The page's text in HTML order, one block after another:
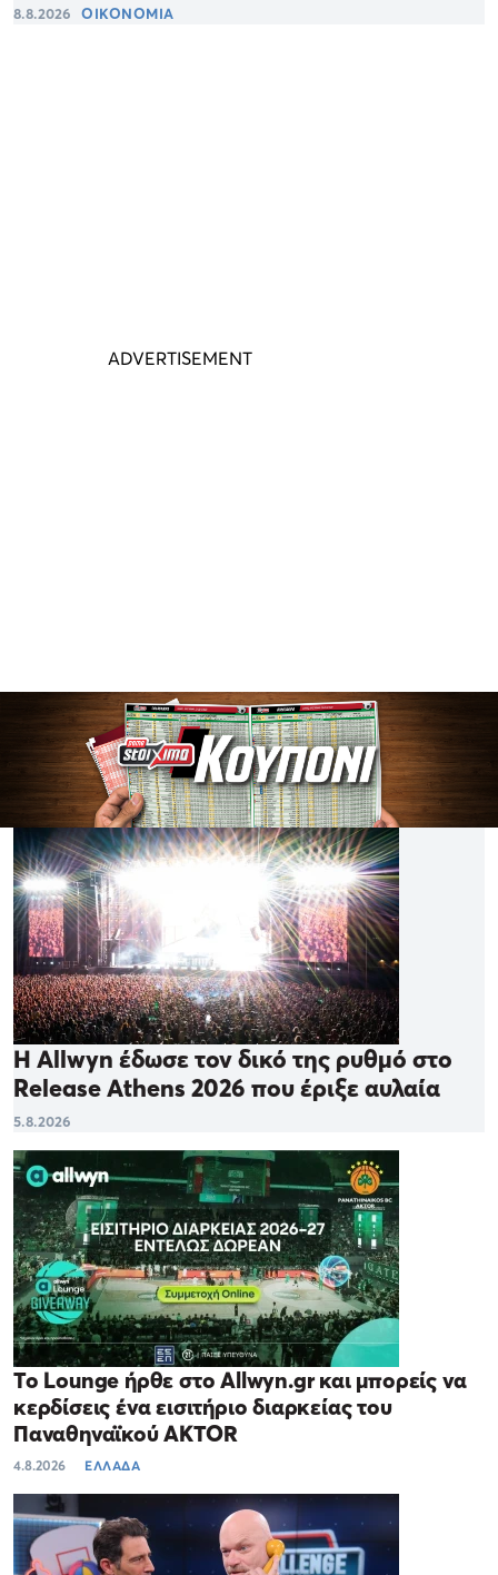
8.8.2026 ΟΙΚΟΝΟΜΙΑ
Η Allwyn έδωσε τον δικό της ρυθμό στο
Release Athens 2026 που έριξε αυλαία
5.8.2026
Το Lounge ήρθε στο Allwyn.gr και μπορείς να
κερδίσεις ένα εισιτήριο διαρκείας του
Παναθηναϊκού AKTOR
4.8.2026 ΕΛΛΑΔΑ